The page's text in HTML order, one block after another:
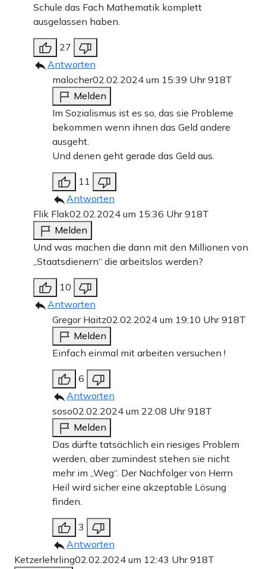
Schule das Fach Mathematik komplett
ausgelassen haben.
27
Antworten
malocher02.02.2024 um 15:39 Uhr918T
Melden
Im Sozialismus ist es so, das sie Probleme
bekommen wenn ihnen das Geld andere
ausgeht.
Und denen geht gerade das Geld aus.
11
Antworten
Flik Flak02.02.2024 um 15:36 Uhr918T
Melden
Und was machen die dann mit den Millionen von
„Staatsdienern“ die arbeitslos werden?
10
Antworten
Gregor Haitz02.02.2024 um 19:10 Uhr918T
Melden
Einfach einmal mit arbeiten versuchen !
6
Antworten
soso02.02.2024 um 22:08 Uhr918T
Melden
Das dürfte tatsächlich ein riesiges Problem
werden, aber zumindest stehen sie nicht
mehr im „Weg“. Der Nachfolger von Herrn
Heil wird sicher eine akzeptable Lösung
finden.
3
Antworten
Ketzerlehrling02.02.2024 um 12:43 Uhr918T